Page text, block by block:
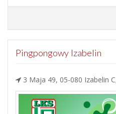
Pingpongowy Izabelin
3 Maja 49, 05-080 Izabelin